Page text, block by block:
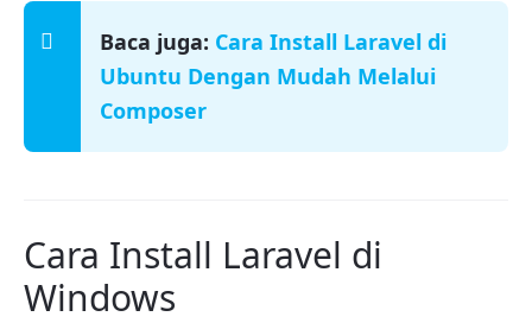
Baca juga: Cara Install Laravel di
Ubuntu Dengan Mudah Melalui
Composer
Cara Install Laravel di
Windows